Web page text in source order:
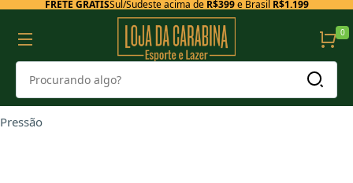
FRETE GRÁTISSul/Sudeste acima de R$399e Brasil R$1.199
0
Pressão